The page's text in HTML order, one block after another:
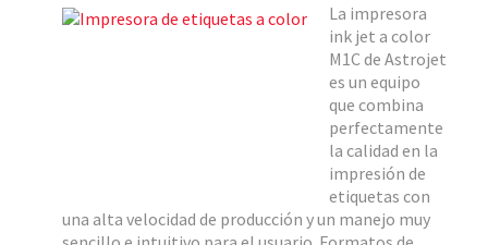
La impresora
ink jet a color
M1C de Astrojet
es un equipo
que combina
perfectamente
la calidad en la
impresión de
etiquetas con
una alta velocidad de producción y un manejo muy